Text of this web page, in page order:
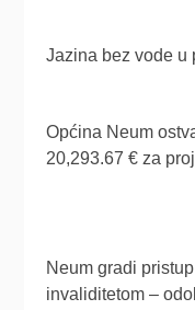
Jazina bez vode u
Općina Neum
20,293.67 € za
Neum gradi
invaliditetom –